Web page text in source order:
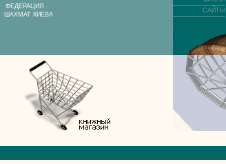
ФЕДЕРАЦИЯ
ШАХМАТ КИЕВА
САЙТЫ